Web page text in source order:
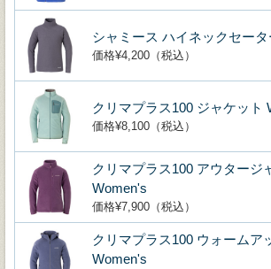
シャミース ハイネックセー
価格¥4,200（税込）
クリマプラス100 ジャケット
価格¥8,100（税込）
クリマプラス100 アウタージ
Women's
価格¥7,900（税込）
クリマプラス100 ウォームア
Women's